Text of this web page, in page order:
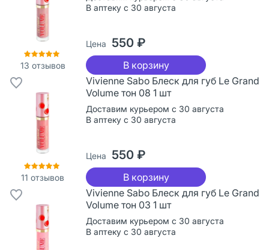
13 отзывов
В аптеку с 30 августа
Цена 550 ₽
В корзину
11 отзывов
Vivienne Sabo Блеск для губ Le Grand
Volume тон 08 1 шт
Доставим курьером с 30 августа
В аптеку с 30 августа
Цена 550 ₽
В корзину
Vivienne Sabo Блеск для губ Le Grand
Volume тон 03 1 шт
Доставим курьером с 30 августа
В аптеку с 30 августа